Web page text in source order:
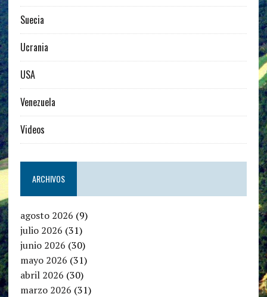
Suecia
Ucrania
USA
Venezuela
Videos
ARCHIVOS
agosto 2026 (9)
julio 2026 (31)
junio 2026 (30)
mayo 2026 (31)
abril 2026 (30)
marzo 2026 (31)